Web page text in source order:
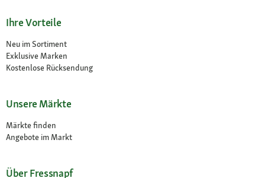
Ihre Vorteile
Neu im Sortiment
Exklusive Marken
Kostenlose Rücksendung
Unsere Märkte
Märkte finden
Angebote im Markt
Über Fressnapf